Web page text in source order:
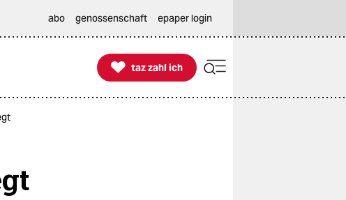
abo genossenschaft epaper login

taz zahl ich
taz zahl ich